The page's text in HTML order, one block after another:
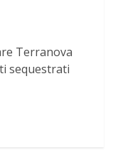
Terranova
sequestrati